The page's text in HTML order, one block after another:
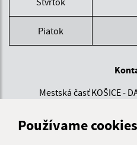
Používame cookies
Piatok
Mestská časť KOŠICE -
040 22